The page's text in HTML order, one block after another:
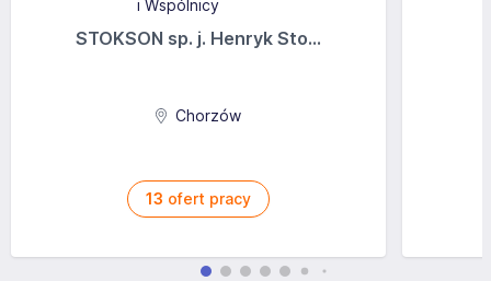
STOKSON sp. j. Henryk Sto...
Chorzów
13 ofert pracy